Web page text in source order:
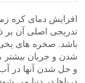
افزایش دمای کره
تدریجی اصلی آن
باشد. صخره های
شدن و جریان
و حل شدن آنها در